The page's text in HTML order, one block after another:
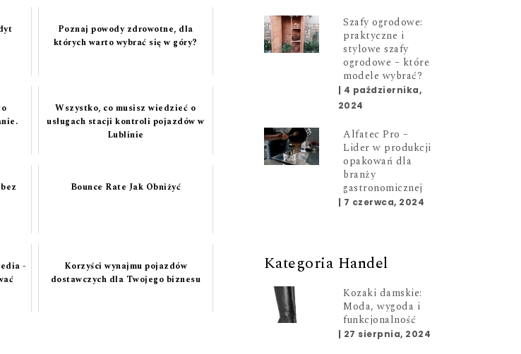
Poznaj powody zdrowotne, dla
których warto wybrać się w góry?
Wszystko, co musisz wiedzieć o
usługach stacji kontroli pojazdów w
Lublinie
Bounce Rate Jak Obniżyć
-
Korzyści wynajmu pojazdów
dostawczych dla Twojego biznesu
Szafy ogrodowe:
praktyczne i
stylowe szafy
ogrodowe – które
modele wybrać?
| 4 października,
2024
Alfatec Pro –
Lider w produkcji
opakowań dla
branży
gastronomicznej
| 7 czerwca, 2024
Kategoria Handel
Kozaki damskie:
Moda, wygoda i
funkcjonalność
| 27 sierpnia, 2024